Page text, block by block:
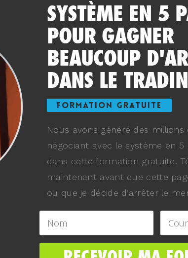
SYSTÈME EN 5
POUR GAGNER
BEAUCOUP
DANS LE
FORMATION GRATUITE
Nous avons généré des millions
négociant avec le système en 5
dans cette formation gratuite.
maintenant avant que cette
ou que je décide d’arrêter le